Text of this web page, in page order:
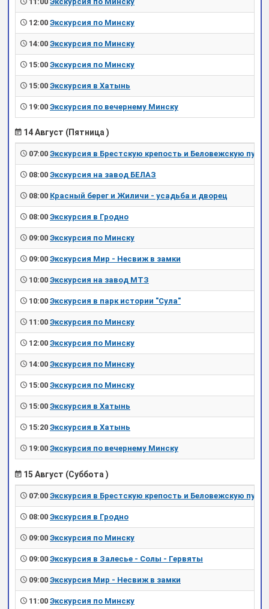
12:00 Экскурсия по Минску
14:00 Экскурсия по Минску
15:00 Экскурсия по Минску
15:00 Экскурсия в Хатынь
19:00 Экскурсия по вечернему Минску
14 Август (Пятница )
07:00 Экскурсия в Брестскую крепость и Беловежскую пущу
08:00 Экскурсия на завод БЕЛАЗ
08:00 Красный берег и Жиличи - усадьба и дворец
08:00 Экскурсия в Гродно
09:00 Экскурсия по Минску
09:00 Экскурсия Мир - Несвиж в замки
10:00 Экскурсия на завод МТЗ
10:00 Экскурсия в парк истории "Сула"
11:00 Экскурсия по Минску
12:00 Экскурсия по Минску
14:00 Экскурсия по Минску
15:00 Экскурсия по Минску
15:00 Экскурсия в Хатынь
15:20 Экскурсия в Хатынь
19:00 Экскурсия по вечернему Минску
15 Август (Суббота )
07:00 Экскурсия в Брестскую крепость и Беловежскую пущу
08:00 Экскурсия в Гродно
09:00 Экскурсия по Минску
09:00 Экскурсия в Залесье - Солы - Гервяты
09:00 Экскурсия Мир - Несвиж в замки
11:00 Экскурсия по Минску